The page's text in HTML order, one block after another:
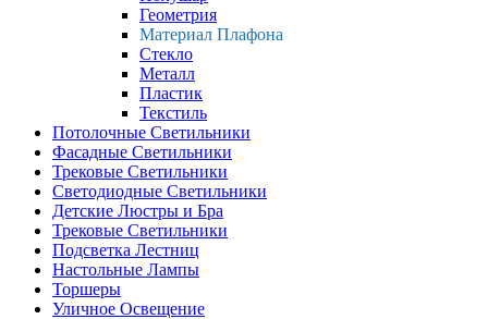
Геометрия
Материал Плафона
Стекло
Металл
Пластик
Текстиль
Потолочные Светильники
Фасадные Светильники
Трековые Светильники
Светодиодные Светильники
Детские Люстры и Бра
Трековые Светильники
Подсветка Лестниц
Настольные Лампы
Торшеры
Уличное Освещение